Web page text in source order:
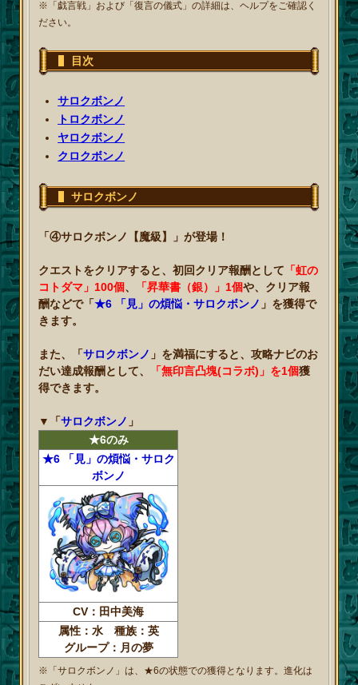
※「戯言戦」および「復言の儀式」の詳細は、ヘルプをご確認く
ださい。
目次
サロクボンノ
トロクボンノ
ヤロクボンノ
クロクボンノ
サロクボンノ
「④サロクボンノ【魔級】」が登場！
クエストをクリアすると、初回クリア報酬として 「虹の
コトダマ」100個、 「昇華書（銀）」1個や、クリア報
酬などで「★6 「見」の煩悩・サロクボンノ 」を獲得で
きます。
また、「サロクボンノ 」を満福にすると、攻略ナビのお
だい達成報酬として、
「無印言凸塊(コラボ)」を1個獲
得できます。
▼ 「サロクボンノ 」
★6のみ
★6 「見」の煩悩・サロク
ボンノ
CV：田中美海
属性：水 種族：英
グループ：月の夢
※「サロクボンノ」は、★6の状態での獲得となります。進化は